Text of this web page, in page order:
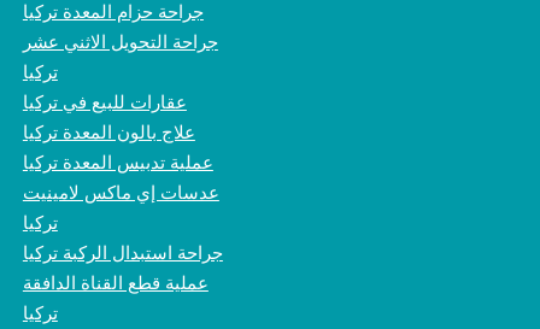
جراحة حزام المعدة تركيا
جراحة التحويل الاثني عشر
تركيا
عقارات للبيع في تركيا
علاج بالون المعدة تركيا
عملية تدبيس المعدة تركيا
عدسات إي ماكس لامينيت
تركيا
جراحة استبدال الركبة تركيا
عملية قطع القناة الدافقة
تركيا